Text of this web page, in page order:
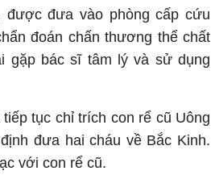
được đưa vào phòng cấp cứu
đoán chấn thương thể chất
gặp bác sĩ tâm lý và sử dụng
tục chỉ trích con rể cũ Uông
đưa hai cháu về Bắc Kinh.
với con rể cũ.